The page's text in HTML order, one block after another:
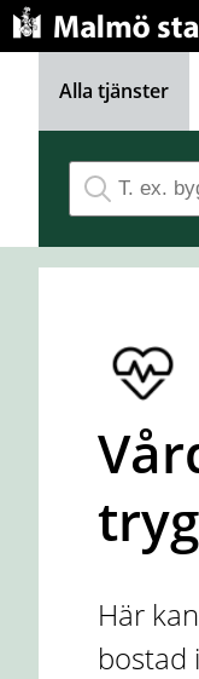
Gå direkt till
Alla tjänster
Här
bostad